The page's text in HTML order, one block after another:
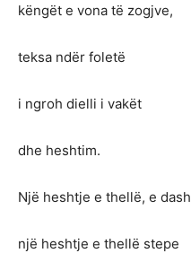
këngët e vona të zogjve,
teksa ndër foletë
i ngroh dielli i vakët
dhe heshtim.
Një heshtje e thellë, e
një heshtje e thellë stepe